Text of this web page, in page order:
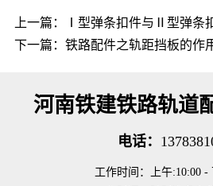
上一篇：
Ⅰ型弹条扣件与Ⅱ型弹条
下一篇： 铁路配件之轨距挡板的作
河南铁建铁路轨道
电话：
工作时间：上午:10:00 -